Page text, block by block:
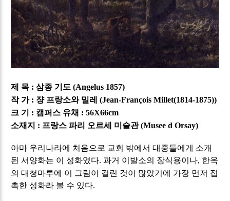
제 목 :삼종 기도(Angelus 1857)
작 가 : 쟝 프랑소와 밀레(Jean-François Millet(1814-1875))
크 기 : 캠퍼스 유채 : 56X66cm
소재지 : 프랑스 파리 오르세 미술관(Musee d Orsay)
아마 우리나라에 처음으로 교회 밖에서 대중들에게 소개
된 서양화는 이 성화였다.과거 이발소의 장식용이나, 한옥
의 대청마루에 이 그림이 걸린 것이 많았기에 가장 먼저 접
촉한 성화라 볼 수 있다.